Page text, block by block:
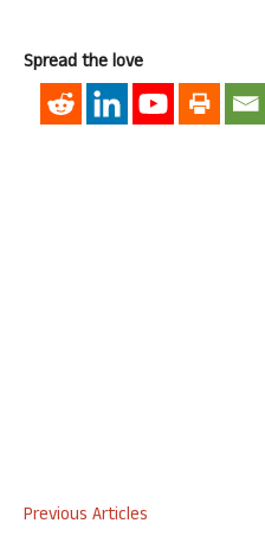
Spread the love
Previous Articles